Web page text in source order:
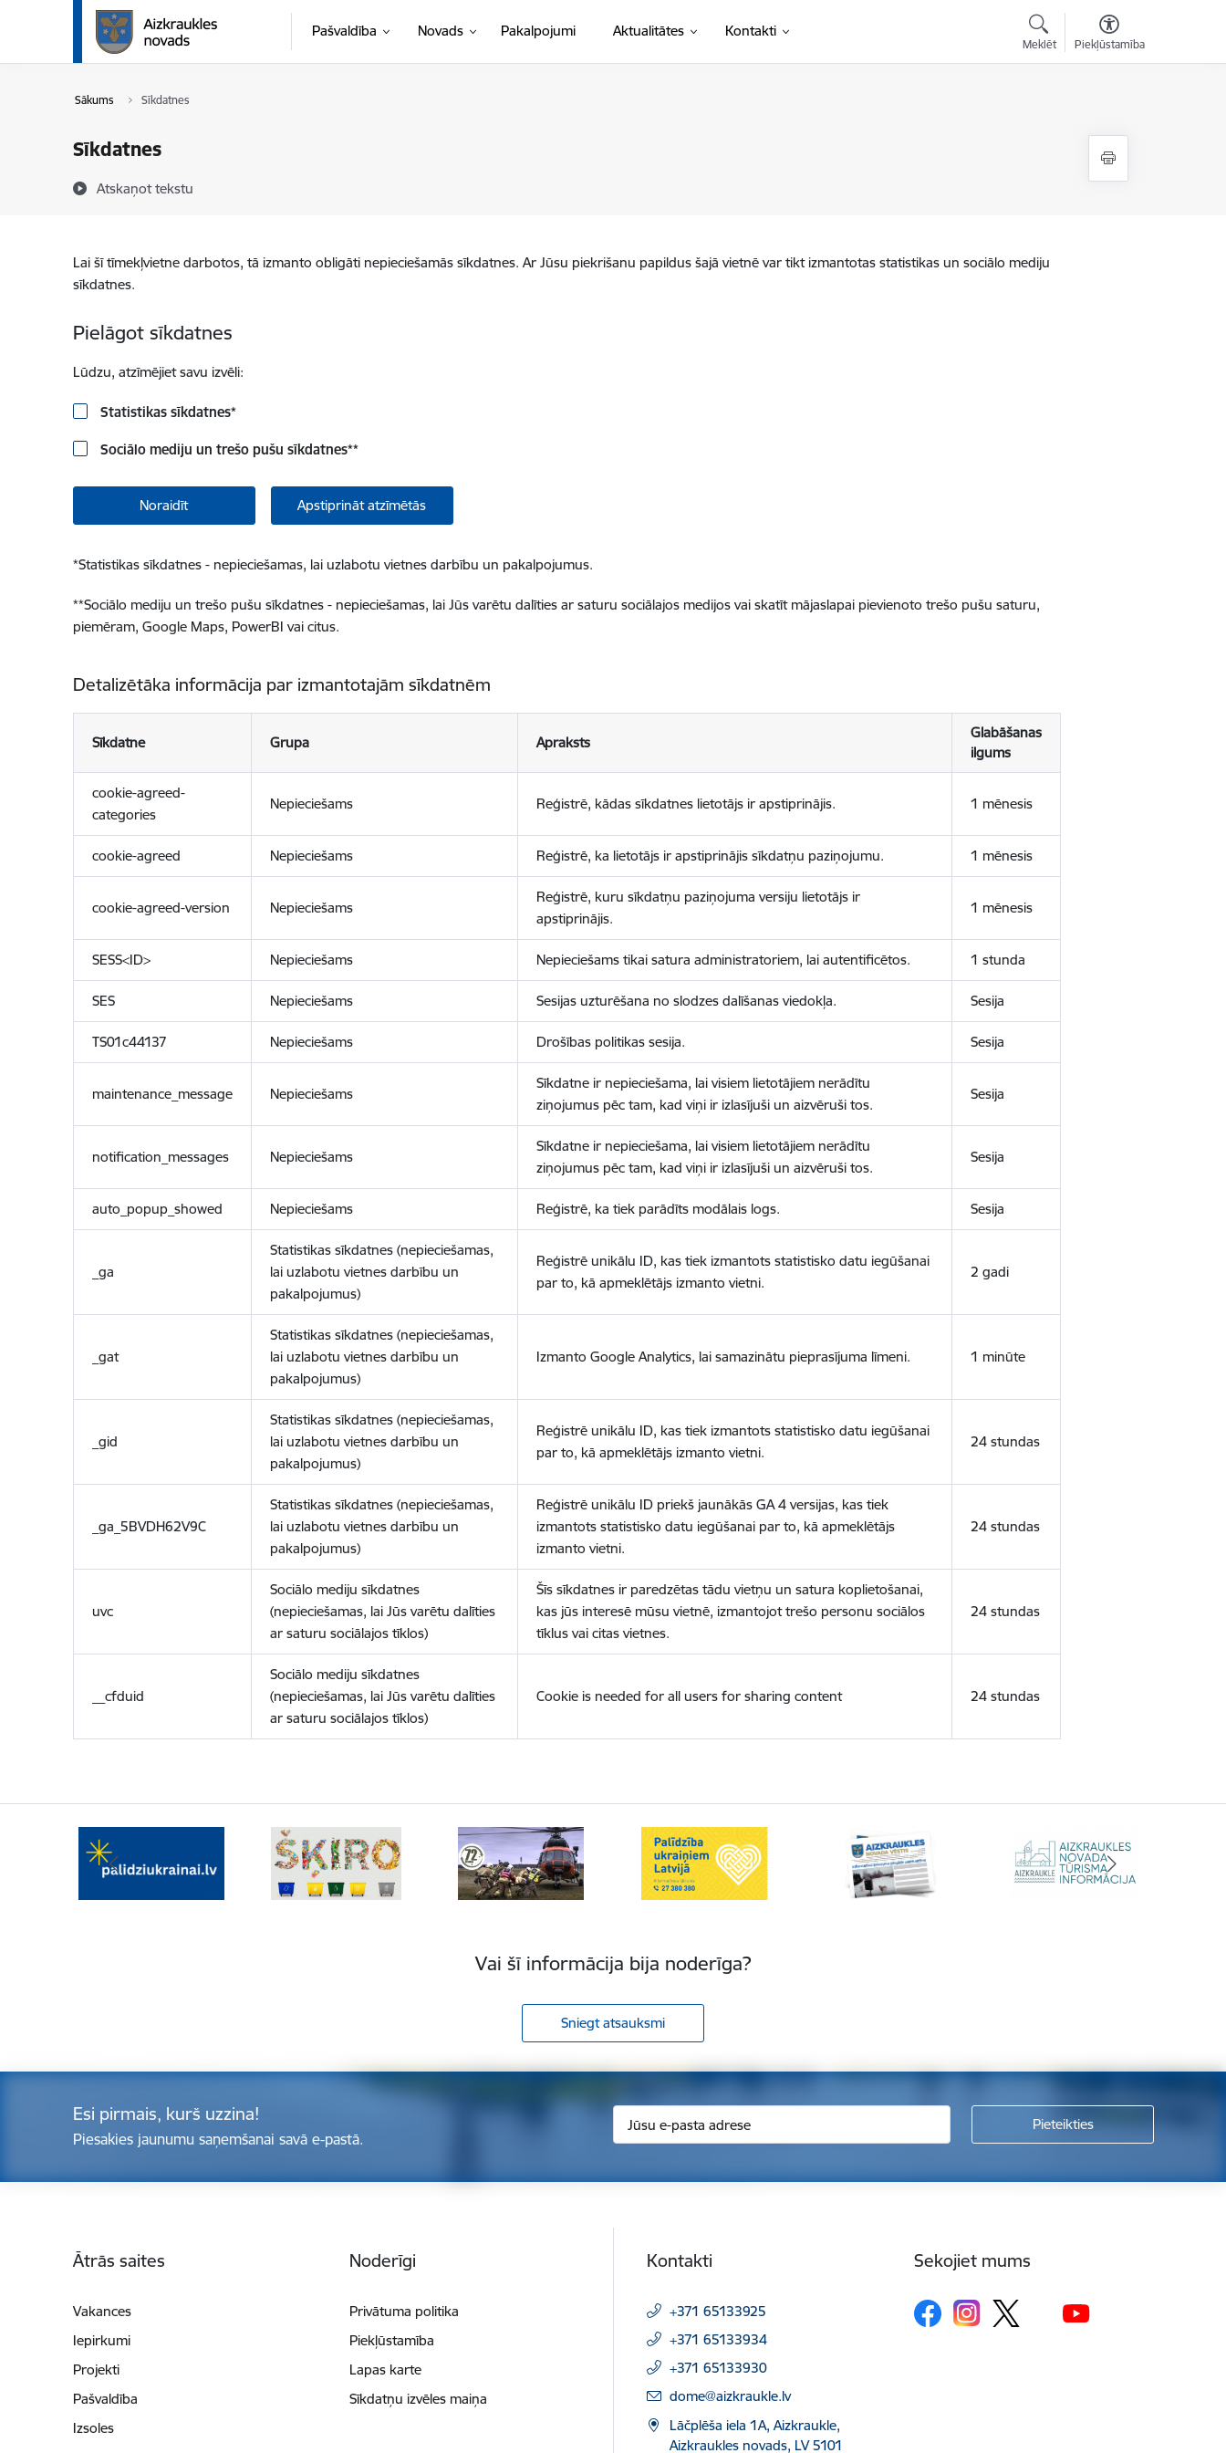
Pāriet uz lapas saturu
Pašvaldība Novads Pakalpojumi Aktualitātes Kontakti
Meklēt Piekļūstamība
Sākums Sīkdatnes
Sīkdatnes
Atskaņot tekstu
Lai šī tīmekļvietne darbotos, tā izmanto obligāti nepieciešamās sīkdatnes. Ar Jūsu piekrišanu papildus šajā vietnē var tikt izmantotas statistikas un sociālo mediju
sīkdatnes.
Pielāgot sīkdatnes
Lūdzu, atzīmējiet savu izvēli:
Statistikas sīkdatnes*
Sociālo mediju un trešo pušu sīkdatnes**
Noraidīt Apstiprināt atzīmētās
*Statistikas sīkdatnes - nepieciešamas, lai uzlabotu vietnes darbību un pakalpojumus.
**Sociālo mediju un trešo pušu sīkdatnes - nepieciešamas, lai Jūs varētu dalīties ar saturu sociālajos medijos vai skatīt mājaslapai pievienoto trešo pušu saturu,
piemēram, Google Maps, PowerBI vai citus.
Detalizētāka informācija par izmantotajām sīkdatnēm
Sīkdatne Grupa Apraksts
Glabāšanas
ilgums
cookie-agreed-
categories
Nepieciešams Reģistrē, kādas sīkdatnes lietotājs ir apstiprinājis. 1 mēnesis
cookie-agreed Nepieciešams Reģistrē, ka lietotājs ir apstiprinājis sīkdatņu paziņojumu. 1 mēnesis
cookie-agreed-version Nepieciešams
Reģistrē, kuru sīkdatņu paziņojuma versiju lietotājs ir
apstiprinājis.
1 mēnesis
SESS<ID> Nepieciešams Nepieciešams tikai satura administratoriem, lai autentificētos. 1 stunda
SES Nepieciešams Sesijas uzturēšana no slodzes dalīšanas viedokļa. Sesija
TS01c44137 Nepieciešams Drošības politikas sesija. Sesija
maintenance_message Nepieciešams
Sīkdatne ir nepieciešama, lai visiem lietotājiem nerādītu
ziņojumus pēc tam, kad viņi ir izlasījuši un aizvēruši tos.
Sesija
notification_messages Nepieciešams
Sīkdatne ir nepieciešama, lai visiem lietotājiem nerādītu
ziņojumus pēc tam, kad viņi ir izlasījuši un aizvēruši tos.
Sesija
auto_popup_showed Nepieciešams Reģistrē, ka tiek parādīts modālais logs. Sesija
_ga
Statistikas sīkdatnes (nepieciešamas,
lai uzlabotu vietnes darbību un
pakalpojumus)
Reģistrē unikālu ID, kas tiek izmantots statistisko datu iegūšanai
par to, kā apmeklētājs izmanto vietni.
2 gadi
_gat
Statistikas sīkdatnes (nepieciešamas,
lai uzlabotu vietnes darbību un
pakalpojumus)
Izmanto Google Analytics, lai samazinātu pieprasījuma līmeni. 1 minūte
_gid
Statistikas sīkdatnes (nepieciešamas,
lai uzlabotu vietnes darbību un
pakalpojumus)
Reģistrē unikālu ID, kas tiek izmantots statistisko datu iegūšanai
par to, kā apmeklētājs izmanto vietni.
24 stundas
_ga_5BVDH62V9C
Statistikas sīkdatnes (nepieciešamas,
lai uzlabotu vietnes darbību un
pakalpojumus)
Reģistrē unikālu ID priekš jaunākās GA 4 versijas, kas tiek
izmantots statistisko datu iegūšanai par to, kā apmeklētājs
izmanto vietni.
24 stundas
uvc
Sociālo mediju sīkdatnes
(nepieciešamas, lai Jūs varētu dalīties
ar saturu sociālajos tīklos)
Šīs sīkdatnes ir paredzētas tādu vietņu un satura koplietošanai,
kas jūs interesē mūsu vietnē, izmantojot trešo personu sociālos
tīklus vai citas vietnes.
24 stundas
__cfduid
Sociālo mediju sīkdatnes
(nepieciešamas, lai Jūs varētu dalīties
ar saturu sociālajos tīklos)
Cookie is needed for all users for sharing content 24 stundas
Vai šī informācija bija noderīga?
Sniegt atsauksmi
Esi pirmais, kurš uzzina!
Piesakies jaunumu saņemšanai savā e-pastā.
Ātrās saites
Vakances
Iepirkumi
Projekti
Pašvaldība
Izsoles
Noderīgi
Privātuma politika
Piekļūstamība
Lapas karte
Sīkdatņu izvēles maiņa
Kontakti
+371 65133925
+371 65133934
+371 65133930
E-pasts:
dome@aizkraukle.lv
Lāčplēša iela 1A, Aizkraukle,
Aizkraukles novads, LV 5101
Sekojiet mums